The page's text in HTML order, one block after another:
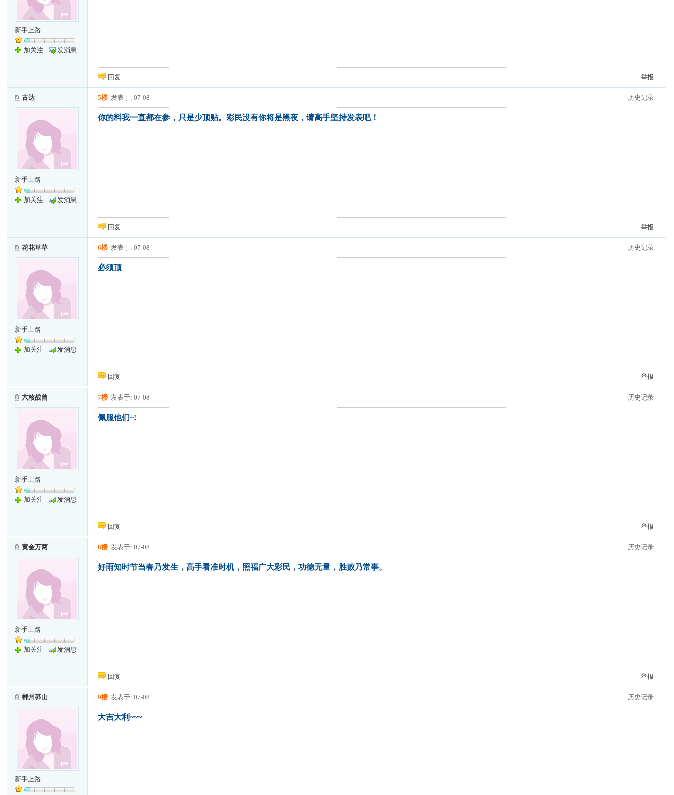
新手上路
加关注 发消息
回复 举报
古达
新手上路
加关注 发消息
历史记录
5楼 发表于: 07-08
你的料我一直都在参，只是少顶贴。彩民没有你将是黑夜，请高手坚持发表吧！
回复 举报
花花草草
新手上路
加关注 发消息
历史记录
6楼 发表于: 07-08
必须顶
回复 举报
六核战曾
新手上路
加关注 发消息
历史记录
7楼 发表于: 07-08
佩服他们~!
回复 举报
黄金万两
新手上路
加关注 发消息
历史记录
8楼 发表于: 07-08
好雨知时节当春乃发生，高手看准时机，照福广大彩民，功德无量，胜败乃常事。
回复 举报
郴州莽山
新手上路
历史记录
9楼 发表于: 07-08
大吉大利~~~